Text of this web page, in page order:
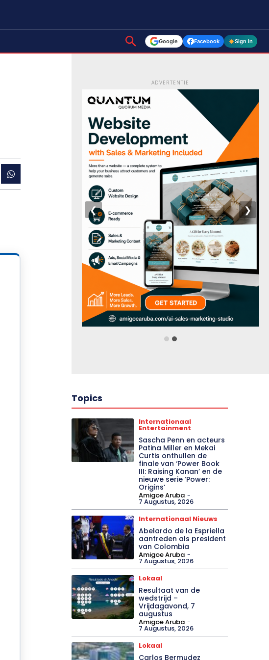
Google Facebook Sign in
ADVERTENTIE
❮ ❯
Topics
Internationaal
Entertainment
Sascha Penn en acteurs
Patina Miller en Mekai
Curtis onthullen de
finale van ‘Power Book
III: Raising Kanan’ en de
nieuwe serie ‘Power:
Origins’
Amigoe Aruba -
7 Augustus, 2026
Internationaal Nieuws
Abelardo de la Espriella
aantreden als president
van Colombia
Amigoe Aruba -
7 Augustus, 2026
Lokaal
Resultaat van de
wedstrijd –
Vrijdagavond, 7
augustus
Amigoe Aruba -
7 Augustus, 2026
Lokaal
Carlos Bermudez